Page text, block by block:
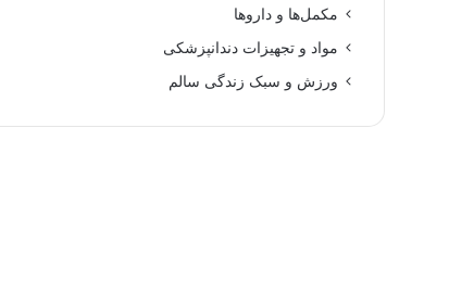
مکمل‌ها و داروها
مواد و تجهیزات دندانپزشکی
ورزش و سبک زندگی سالم